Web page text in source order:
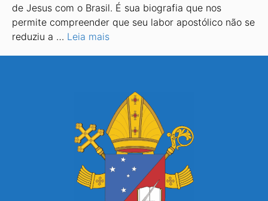
de Jesus com o Brasil. É sua biografia que nos
permite compreender que seu labor apostólico não se
reduziu a … Leia mais